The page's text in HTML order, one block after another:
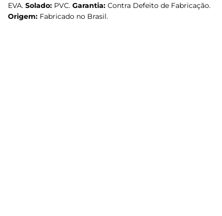
EVA. Solado: PVC. Garantia: Contra Defeito de Fabricação.
Origem: Fabricado no Brasil.